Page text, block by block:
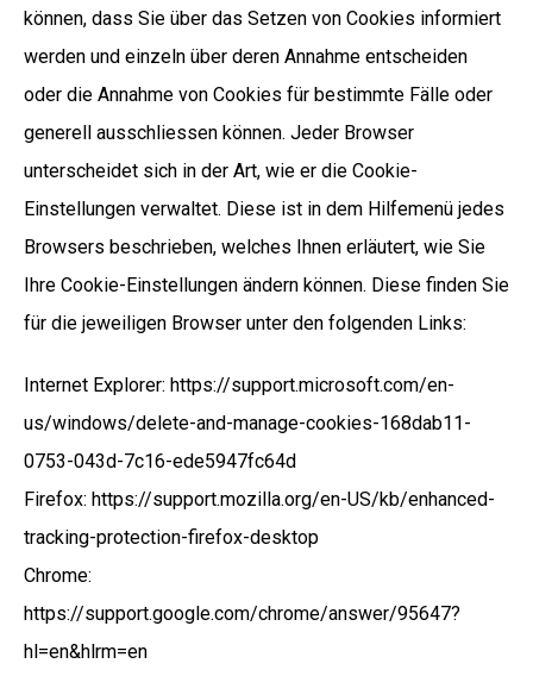
können, dass Sie über das Setzen von Cookies informiert
werden und einzeln über deren Annahme entscheiden
oder die Annahme von Cookies für bestimmte Fälle oder
generell ausschliessen können. Jeder Browser
unterscheidet sich in der Art, wie er die Cookie-
Einstellungen verwaltet. Diese ist in dem Hilfemenü jedes
Browsers beschrieben, welches Ihnen erläutert, wie Sie
Ihre Cookie-Einstellungen ändern können. Diese finden Sie
für die jeweiligen Browser unter den folgenden Links:
Internet Explorer: https://support.microsoft.com/en-
us/windows/delete-and-manage-cookies-168dab11-
0753-043d-7c16-ede5947fc64d
Firefox: https://support.mozilla.org/en-US/kb/enhanced-
tracking-protection-firefox-desktop
Chrome:
https://support.google.com/chrome/answer/95647?
hl=en&hlrm=en